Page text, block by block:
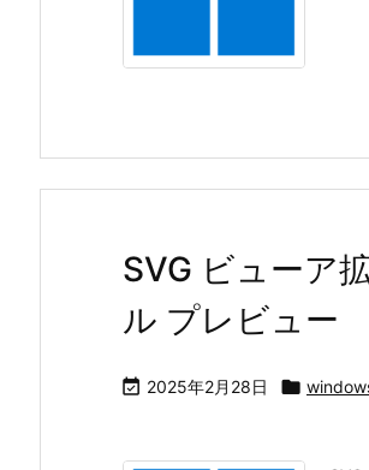
SVG ビューア
ル プレビュー
 2025年2月28日 